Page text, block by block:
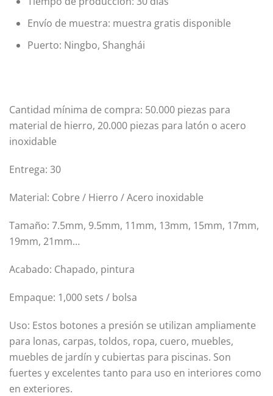
Envío de muestra: muestra gratis disponible
Puerto: Ningbo, Shanghái
Cantidad mínima de compra: 50.000 piezas para
material de hierro, 20.000 piezas para latón o acero
inoxidable
Entrega: 30
Material: Cobre / Hierro / Acero inoxidable
Tamaño: 7.5mm, 9.5mm, 11mm, 13mm, 15mm, 17mm,
19mm, 21mm…
Acabado: Chapado, pintura
Empaque: 1,000 sets / bolsa
Uso: Estos botones a presión se utilizan ampliamente
para lonas, carpas, toldos, ropa, cuero, muebles,
muebles de jardín y cubiertas para piscinas. Son
fuertes y excelentes tanto para uso en interiores como
en exteriores.